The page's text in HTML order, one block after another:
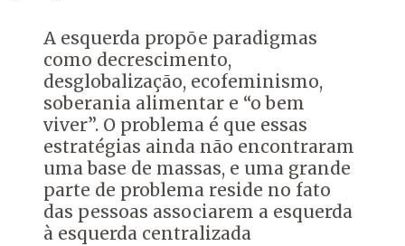
A esquerda propõe paradigmas
como decrescimento,
desglobalização, ecofeminismo,
soberania alimentar e “o bem
viver”. O problema é que essas
estratégias ainda não encontraram
uma base de massas, e uma grande
parte de problema reside no fato
das pessoas associarem a esquerda
à esquerda centralizada